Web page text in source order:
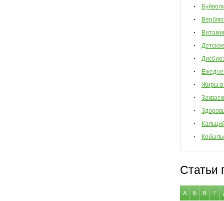
Жиры в
Статьи
А Б В Г